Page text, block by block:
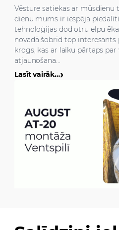
Vēsture satiekas ar
dienu mums ir iespēja
tehnoloģijas dod otru elpu
novadā šobrīd top interesants
krogs, kas ar laiku pārtaps par
atjaunošana…
Lasīt vairāk…